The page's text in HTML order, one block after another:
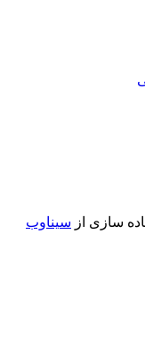
سازی از سیناوب